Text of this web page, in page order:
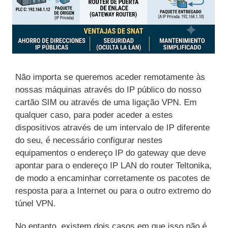
Não importa se queremos aceder remotamente às
nossas máquinas através do IP público do nosso
cartão SIM ou através de uma ligação VPN. Em
qualquer caso, para poder aceder a estes
dispositivos através de um intervalo de IP diferente
do seu, é necessário configurar nestes
equipamentos o endereço IP do gateway que deve
apontar para o endereço IP LAN do router Teltonika,
de modo a encaminhar corretamente os pacotes de
resposta para a Internet ou para o outro extremo do
túnel VPN.